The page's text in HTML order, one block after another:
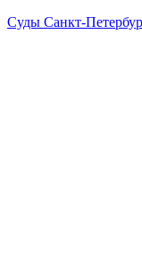
Суды Санкт-